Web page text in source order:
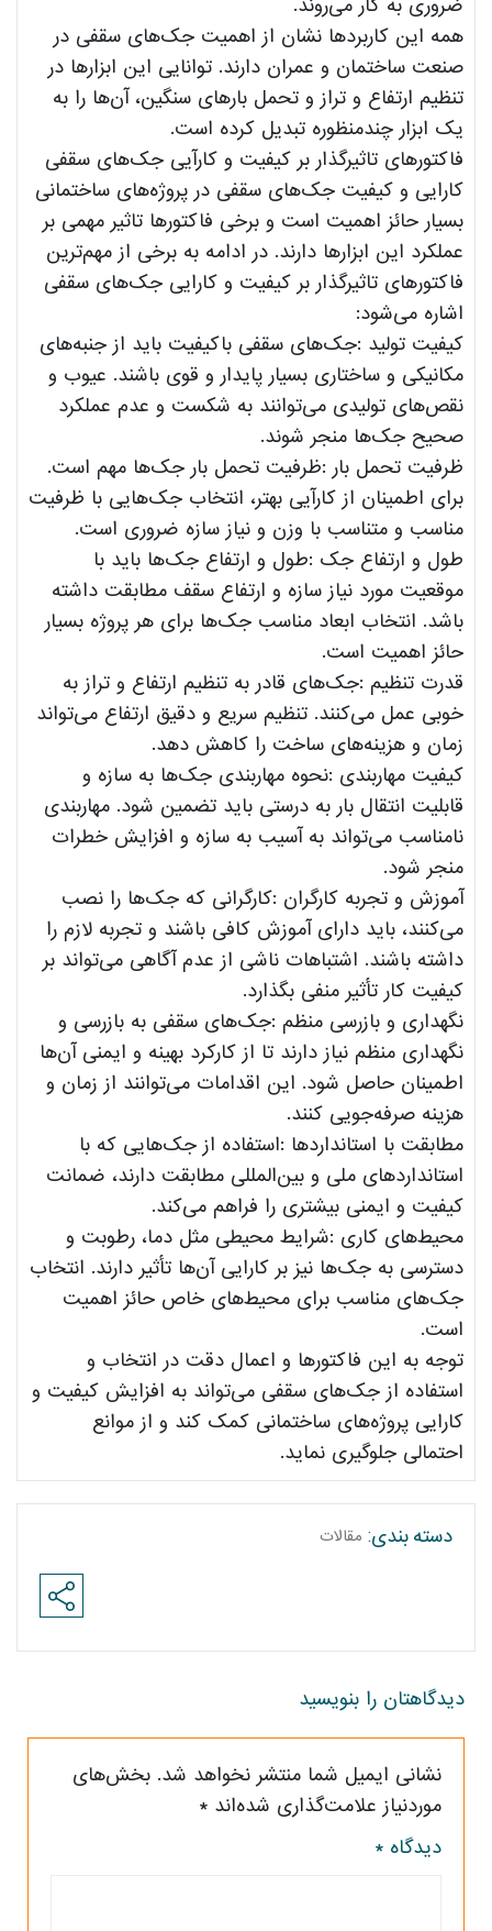
ضروری به کار می‌روند.
همه این کاربردها نشان از اهمیت جک‌های سقفی در
صنعت ساختمان و عمران دارند. توانایی این ابزارها در
تنظیم ارتفاع و تراز و تحمل بارهای سنگین، آن‌ها را به
یک ابزار چندمنظوره تبدیل کرده است.
فاکتورهای تاثیرگذار بر کیفیت و کارآیی جک‌های سقفی
کارایی و کیفیت جک‌های سقفی در پروژه‌های ساختمانی
بسیار حائز اهمیت است و برخی فاکتورها تاثیر مهمی بر
عملکرد این ابزارها دارند. در ادامه به برخی از مهم‌ترین
فاکتورهای تاثیرگذار بر کیفیت و کارایی جک‌های سقفی
اشاره می‌شود:
کیفیت تولید :جک‌های سقفی باکیفیت باید از جنبه‌های
مکانیکی و ساختاری بسیار پایدار و قوی باشند. عیوب و
نقص‌های تولیدی می‌توانند به شکست و عدم عملکرد
صحیح جک‌ها منجر شوند.
ظرفیت تحمل بار :ظرفیت تحمل بار جک‌ها مهم است.
برای اطمینان از کارآیی بهتر، انتخاب جک‌هایی با ظرفیت
مناسب و متناسب با وزن و نیاز سازه ضروری است.
طول و ارتفاع جک :طول و ارتفاع جک‌ها باید با
موقعیت مورد نیاز سازه و ارتفاع سقف مطابقت داشته
باشد. انتخاب ابعاد مناسب جک‌ها برای هر پروژه بسیار
حائز اهمیت است.
قدرت تنظیم :جک‌های قادر به تنظیم ارتفاع و تراز به
خوبی عمل می‌کنند. تنظیم سریع و دقیق ارتفاع می‌تواند
زمان و هزینه‌های ساخت را کاهش دهد.
کیفیت مهاربندی :نحوه مهاربندی جک‌ها به سازه و
قابلیت انتقال بار به درستی باید تضمین شود. مهاربندی
نامناسب می‌تواند به آسیب به سازه و افزایش خطرات
منجر شود.
آموزش و تجربه کارگران :کارگرانی که جک‌ها را نصب
می‌کنند، باید دارای آموزش کافی باشند و تجربه لازم را
داشته باشند. اشتباهات ناشی از عدم آگاهی می‌تواند بر
کیفیت کار تأثیر منفی بگذارد.
نگهداری و بازرسی منظم :جک‌های سقفی به بازرسی و
نگهداری منظم نیاز دارند تا از کارکرد بهینه و ایمنی آن‌ها
اطمینان حاصل شود. این اقدامات می‌توانند از زمان و
هزینه صرفه‌جویی کنند.
مطابقت با استانداردها :استفاده از جک‌هایی که با
استانداردهای ملی و بین‌المللی مطابقت دارند، ضمانت
کیفیت و ایمنی بیشتری را فراهم می‌کند.
محیط‌های کاری :شرایط محیطی مثل دما، رطوبت و
دسترسی به جک‌ها نیز بر کارایی آن‌ها تأثیر دارند. انتخاب
جک‌های مناسب برای محیط‌های خاص حائز اهمیت
است.
توجه به این فاکتورها و اعمال دقت در انتخاب و
استفاده از جک‌های سقفی می‌تواند به افزایش کیفیت و
کارایی پروژه‌های ساختمانی کمک کند و از موانع
احتمالی جلوگیری نماید.
دسته بندی: مقالات
دیدگاهتان را بنویسید
نشانی ایمیل شما منتشر نخواهد شد. بخش‌های
موردنیاز علامت‌گذاری شده‌اند *
دیدگاه *